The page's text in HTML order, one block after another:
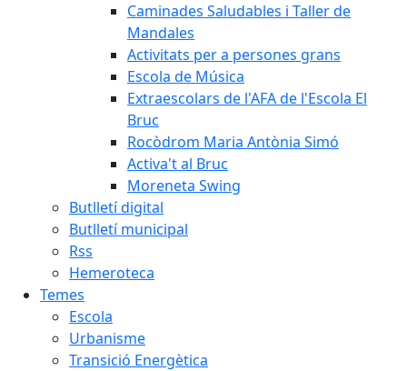
Caminades Saludables i Taller de
Mandales
Activitats per a persones grans
Escola de Música
Extraescolars de l'AFA de l'Escola El
Bruc
Rocòdrom Maria Antònia Simó
Activa't al Bruc
Moreneta Swing
Butlletí digital
Butlletí municipal
Rss
Hemeroteca
Temes
Escola
Urbanisme
Transició Energètica